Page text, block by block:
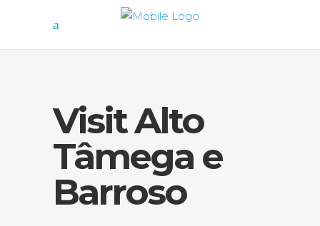
Visit Alto
Tâmega e
Barroso